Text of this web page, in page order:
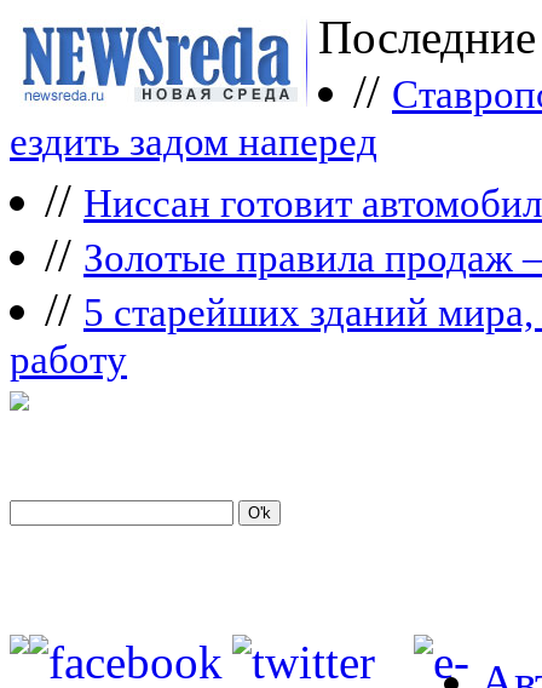
//
ездить задом наперед
// Ниссан готовит
// Зoлoтые прaвилa продаж
// 5 старейших зданий мира,
работу